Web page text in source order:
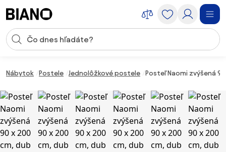
Vstup pre vyhľadávanie
Nábytok Postele Jednolôžkové postele Posteľ Naomi zvýšená